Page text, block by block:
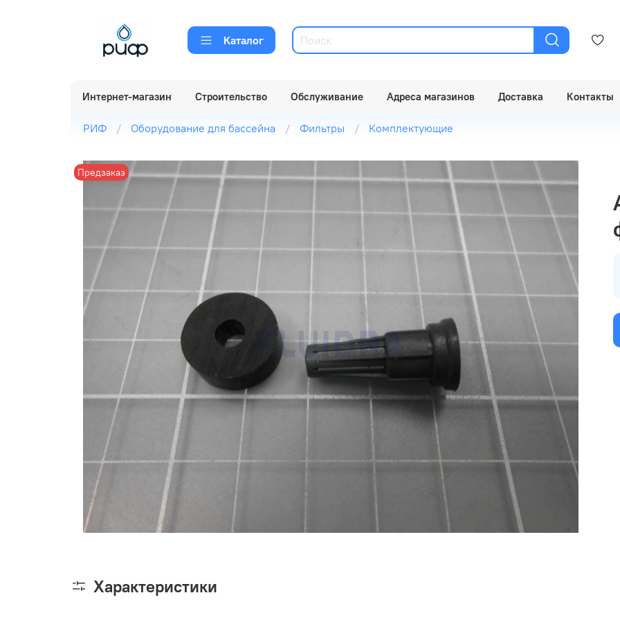
Каталог
Интернет-магазин Строительство Обслуживание Адреса магазинов Доставка Контакты
РИФ Оборудование для бассейна Фильтры Комплектующие
Предзаказ
Характеристики